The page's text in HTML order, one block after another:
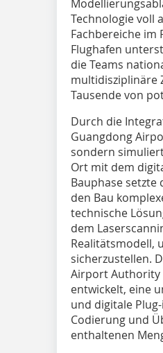
Technologie voll
Fachbereiche im
Flughafen
die Teams
multidisziplinäre
Tausende von
Durch die
Guangdong
sondern
Ort mit dem
Bauphase setzte
den Bau
technische
dem
Realitätsmodell,
sicherzustellen.
Airport Authority
entwickelt, eine
und digitale
Codierung und
enthaltenen